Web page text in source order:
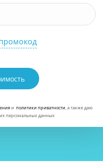
и политики приватности, а также даю
персональных данных